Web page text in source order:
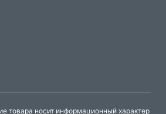
товара носит информационный характер